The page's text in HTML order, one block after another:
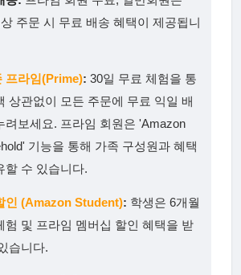
주문 시 무료 배송 혜택이 제공됩니
프라임(Prime): 30일 무료 체험을 통
상관없이 모든 주문에 무료 익일 배
려보세요. 프라임 회원은 'Amazon
기능을 통해 가족 구성원과 혜택
할 수 있습니다.
인 (Amazon Student): 학생은 6개월
험 및 프라임 멤버십 할인 혜택을 받
습니다.